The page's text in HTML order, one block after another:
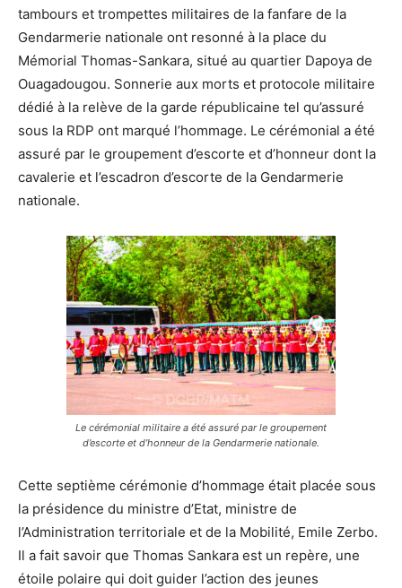
tambours et trompettes militaires de la fanfare de la
Gendarmerie nationale ont resonné à la place du
Mémorial Thomas-Sankara, situé au quartier Dapoya de
Ouagadougou. Sonnerie aux morts et protocole militaire
dédié à la relève de la garde républicaine tel qu’assuré
sous la RDP ont marqué l’hommage. Le cérémonial a été
assuré par le groupement d’escorte et d’honneur dont la
cavalerie et l’escadron d’escorte de la Gendarmerie
nationale.
Le cérémonial militaire a été assuré par le groupement
d’escorte et d’honneur de la Gendarmerie nationale.
Cette septième cérémonie d’hommage était placée sous
la présidence du ministre d’Etat, ministre de
l’Administration territoriale et de la Mobilité, Emile Zerbo.
Il a fait savoir que Thomas Sankara est un repère, une
étoile polaire qui doit guider l’action des jeunes